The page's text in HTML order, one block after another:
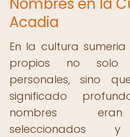
Acadia
En la cultura
propios no solo
personales, sino
significado
nombres eran
seleccionados